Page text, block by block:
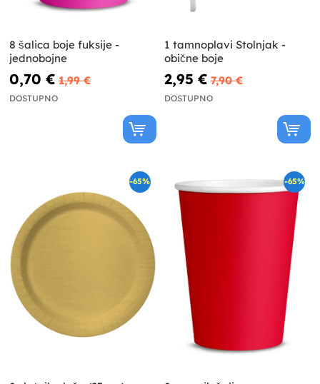
8 šalica boje fuksije -
jednobojne
0,70 € 1,99 €
DOSTUPNO
1 tamnoplavi Stolnjak -
obične boje
2,95 € 7,90 €
DOSTUPNO
-65% -65%